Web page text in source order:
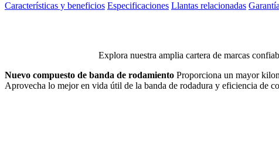
Características y beneficios Especificaciones Llantas relacionadas Garantía
Explora nuestra amplia cartera de marcas
Nuevo compuesto de banda de rodamiento Proporciona un mayor
Aprovecha lo mejor en vida útil de la banda de rodadura y eficiencia de